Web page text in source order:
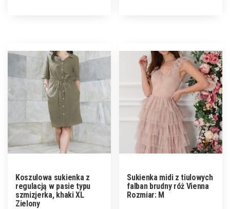
Koszulowa sukienka z
regulacją w pasie typu
szmizjerka, khaki XL
Zielony
Sukienka midi z tiulowych
falban brudny róż Vienna
Rozmiar: M